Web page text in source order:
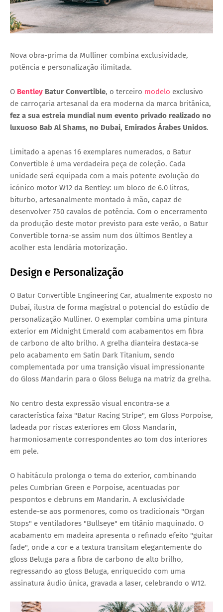
Nova obra-prima da Mulliner combina exclusividade,
potência e personalização ilimitada.
O Bentley Batur Convertible, o terceiro modelo exclusivo
de carroçaria artesanal da era moderna da marca britânica,
fez a sua estreia mundial num evento privado realizado no
luxuoso Bab Al Shams, no Dubai, Emirados Árabes Unidos.
Limitado a apenas 16 exemplares numerados, o Batur
Convertible é uma verdadeira peça de coleção. Cada
unidade será equipada com a mais potente evolução do
icónico motor W12 da Bentley: um bloco de 6.0 litros,
biturbo, artesanalmente montado à mão, capaz de
desenvolver 750 cavalos de potência. Com o encerramento
da produção deste motor previsto para este verão, o Batur
Convertible torna-se assim num dos últimos Bentley a
acolher esta lendária motorização.
Design e Personalização
O Batur Convertible Engineering Car, atualmente exposto no
Dubai, ilustra de forma magistral o potencial do estúdio de
personalização Mulliner. O exemplar combina uma pintura
exterior em Midnight Emerald com acabamentos em fibra
de carbono de alto brilho. A grelha dianteira destaca-se
pelo acabamento em Satin Dark Titanium, sendo
complementada por uma transição visual impressionante
do Gloss Mandarin para o Gloss Beluga na matriz da grelha.
No centro desta expressão visual encontra-se a
característica faixa "Batur Racing Stripe", em Gloss Porpoise,
ladeada por riscas exteriores em Gloss Mandarin,
harmoniosamente correspondentes ao tom dos interiores
em pele.
O habitáculo prolonga o tema do exterior, combinando
peles Cumbrian Green e Porpoise, acentuadas por
pespontos e debruns em Mandarin. A exclusividade
estende-se aos pormenores, como os tradicionais "Organ
Stops" e ventiladores "Bullseye" em titânio maquinado. O
acabamento em madeira apresenta o refinado efeito "guitar
fade", onde a cor e a textura transitam elegantemente do
gloss Beluga para a fibra de carbono de alto brilho,
regressando ao gloss Beluga, enriquecido com uma
assinatura áudio única, gravada a laser, celebrando o W12.